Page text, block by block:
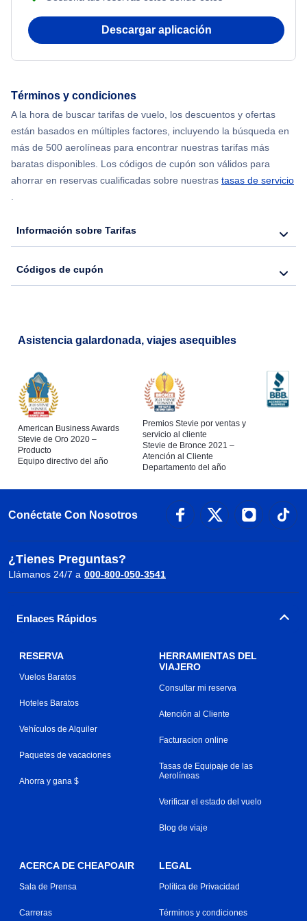
Flights from Nueva York to Atenas
Flights from Shanghai to Nueva York
Flights from Delhi to Nueva York
Flights from Chicago to Delhi
Flights from Nueva York to Hong Kong
Flights from Nueva York to Lisboa
Descargar aplicación
Términos y condiciones
A la hora de buscar tarifas de vuelo, los descuentos y ofertas
están basados en múltiples factores, incluyendo la búsqueda en
más de 500 aerolíneas para encontrar nuestras tarifas más
baratas disponibles. Los códigos de cupón son válidos para
ahorrar en reservas cualificadas sobre nuestras tasas de servicio
.
Información sobre Tarifas
Códigos de cupón
Asistencia galardonada, viajes asequibles
American Business Awards
Stevie de Oro 2020 –
Producto
Equipo directivo del año
Premios Stevie por ventas y
servicio al cliente
Stevie de Bronce 2021 –
Atención al Cliente
Departamento del año
Conéctate Con Nosotros
¿Tienes Preguntas?
Llámanos 24/7 a 000-800-050-3541
Enlaces Rápidos
RESERVA
Vuelos Baratos
Hoteles Baratos
Vehículos de Alquiler
Paquetes de vacaciones
Ahorra y gana $
HERRAMIENTAS DEL
VIAJERO
Consultar mi reserva
Atención al Cliente
Facturacion online
Tasas de Equipaje de las
Aerolíneas
Verificar el estado del vuelo
Blog de viaje
ACERCA DE CHEAPOAIR
Sala de Prensa
Carreras
LEGAL
Política de Privacidad
Términos y condiciones